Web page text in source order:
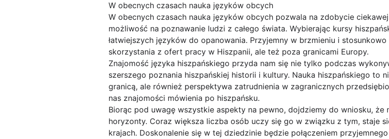
W obecnych czasach nauka języków obcych
W obecnych czasach nauka języków obcych pozwala na zdobycie
możliwość na poznawanie ludzi z całego świata. Wybierając kursy
łatwiejszych języków do opanowania. Przyjemny w brzmieniu i
skorzystania z ofert pracy w Hiszpanii, ale też poza granicami Europy.
Znajomość języka hiszpańskiego przyda nam się nie tylko podczas
szerszego poznania hiszpańskiej historii i kultury. Nauka hiszpańskiego to
granicą, ale również perspektywa zatrudnienia w zagranicznych
nas znajomości mówienia po hiszpańsku.
Biorąc pod uwagę wszystkie aspekty na pewno, dojdziemy do wniosku, że
horyzonty. Coraz większa liczba osób uczy się go w związku z tym, staje
krajach. Doskonalenie się w tej dziedzinie będzie połączeniem